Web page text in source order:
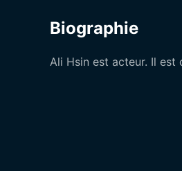
Biographie
Ali Hsin est acteur. Il est